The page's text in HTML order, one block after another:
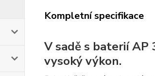
Kompletní specifikace
V sadě s baterií AP
vysoký výkon.